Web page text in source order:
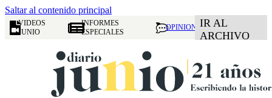
Saltar al contenido principal
VIDEOS
JUNIO
INFORMES
ESPECIALES
OPINION IR AL
ARCHIVO